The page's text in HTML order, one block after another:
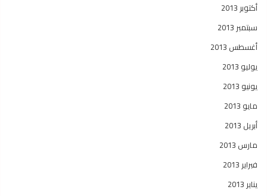
أكتوبر 2013
سبتمبر 2013
أغسطس 2013
يوليو 2013
يونيو 2013
مايو 2013
أبريل 2013
مارس 2013
فبراير 2013
يناير 2013